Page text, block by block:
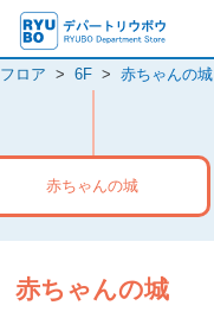
フロア >6F >赤ちゃんの城
赤ちゃんの城
赤ちゃんの城